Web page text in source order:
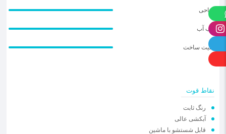
طراحی
جذب آب
کیفیت ساخت
نقاط قوت
رنگ ثابت
️آبکشی عالی
️قابل شستشو با ماشین